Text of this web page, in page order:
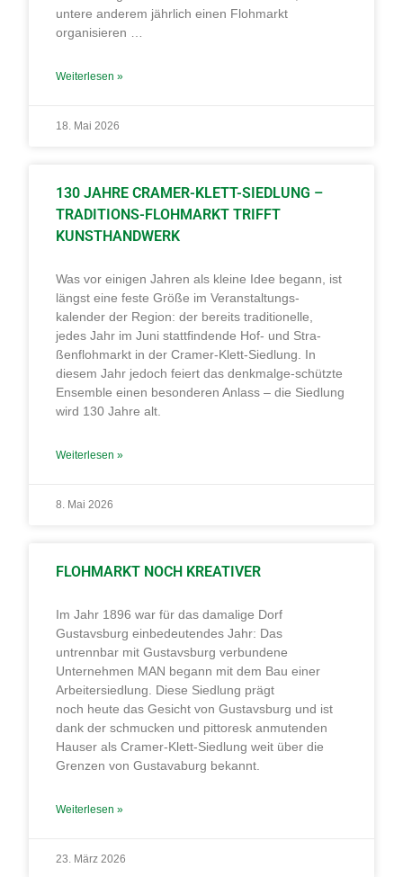
untere anderem jährlich einen Flohmarkt
organisieren …
Weiterlesen »
18. Mai 2026
130 JAHRE CRAMER-KLETT-SIEDLUNG –
TRADITIONS-FLOHMARKT TRIFFT
KUNSTHANDWERK
Was vor einigen Jahren als kleine Idee begann, ist
längst eine feste Größe im Veranstaltungs-
kalender der Region: der bereits traditionelle,
jedes Jahr im Juni stattfindende Hof- und Stra-
ßenflohmarkt in der Cramer-Klett-Siedlung. In
diesem Jahr jedoch feiert das denkmalge-schützte
Ensemble einen besonderen Anlass – die Siedlung
wird 130 Jahre alt.
Weiterlesen »
8. Mai 2026
FLOHMARKT NOCH KREATIVER
Im Jahr 1896 war für das damalige Dorf
Gustavsburg einbedeutendes Jahr: Das
untrennbar mit Gustavsburg verbundene
Unternehmen MAN begann mit dem Bau einer
Arbeitersiedlung. Diese Siedlung prägt
noch heute das Gesicht von Gustavsburg und ist
dank der schmucken und pittoresk anmutenden
Hauser als Cramer-Klett-Siedlung weit über die
Grenzen von Gustavaburg bekannt.
Weiterlesen »
23. März 2026